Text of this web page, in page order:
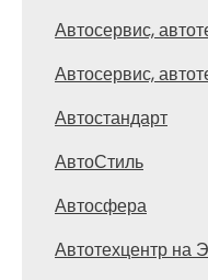
Автосервис,
Автосервис,
Автостандарт
АвтоСтиль
Автосфера
Автотехцентр на